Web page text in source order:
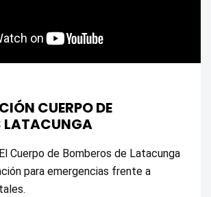
CUERPO DE
LATACUNGA
Cuerpo de Bomberos de Latacunga
para emergencias frente a